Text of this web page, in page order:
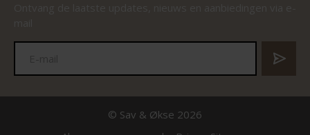
© Sav & Økse 2026